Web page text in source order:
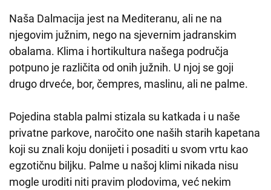
Naša Dalmacija jest na Mediteranu, ali ne na
njegovim južnim, nego na sjevernim jadranskim
obalama. Klima i hortikultura našega područja
potpuno je različita od onih južnih. U njoj se goji
drugo drveće, bor, čempres, maslinu, ali ne palme.
Pojedina stabla palmi stizala su katkada i u naše
privatne parkove, naročito one naših starih kapetana
koji su znali koju donijeti i posaditi u svom vrtu kao
egzotičnu biljku. Palme u našoj klimi nikada nisu
mogle uroditi niti pravim plodovima, već nekim